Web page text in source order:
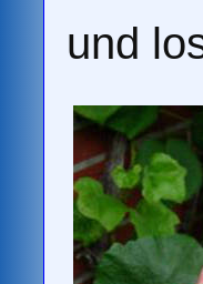
und